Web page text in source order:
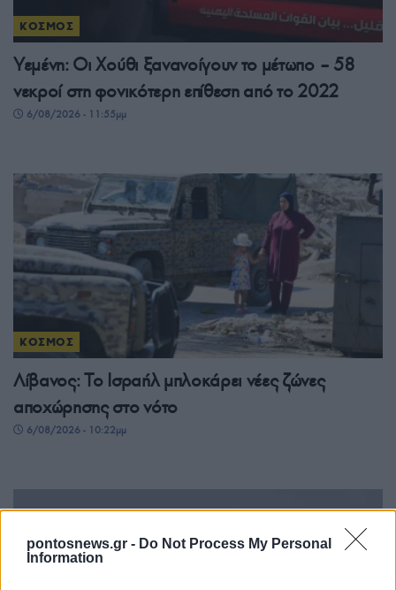
pontosnews.gr - Do Not Process My Personal
Information
ΚΟΣΜΟΣ
Υεμένη: Οι Χούθι ξανανοίγουν το μέτωπο – 58
νεκροί στη φονικότερη επίθεση από το 2022
6/08/2026 - 11:55μμ
ΚΟΣΜΟΣ
Λίβανος: Το Ισραήλ μπλοκάρει νέες ζώνες
αποχώρησης στο νότο
6/08/2026 - 10:22μμ